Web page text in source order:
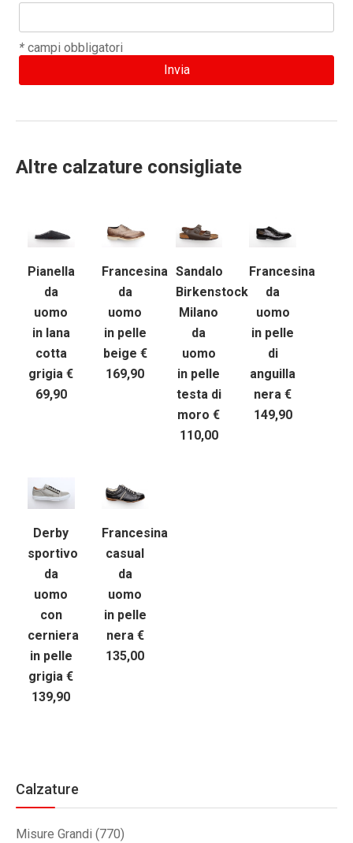
* campi obbligatori
Altre calzature consigliate
Pianella
da
uomo
in lana
cotta
grigia €
69,90
Francesina
da
uomo
in pelle
beige €
169,90
Sandalo
Birkenstock
Milano
da
uomo
in pelle
testa di
moro €
110,00
Francesina
da
uomo
in pelle
di
anguilla
nera €
149,90
Derby
sportivo
da
uomo
con
cerniera
in pelle
grigia €
139,90
Francesina
casual
da
uomo
in pelle
nera €
135,00
Calzature
Misure Grandi (770)